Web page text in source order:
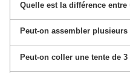
Quelle est la différence
Peut-on assembler
Peut-on coller une tente de